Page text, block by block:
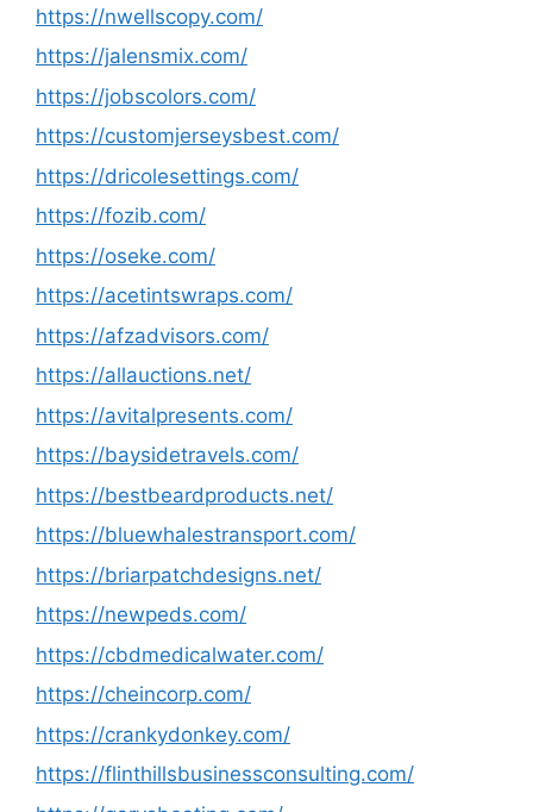
https://nwellscopy.com/
https://jalensmix.com/
https://jobscolors.com/
https://customjerseysbest.com/
https://dricolesettings.com/
https://fozib.com/
https://oseke.com/
https://acetintswraps.com/
https://afzadvisors.com/
https://allauctions.net/
https://avitalpresents.com/
https://baysidetravels.com/
https://bestbeardproducts.net/
https://bluewhalestransport.com/
https://briarpatchdesigns.net/
https://newpeds.com/
https://cbdmedicalwater.com/
https://cheincorp.com/
https://crankydonkey.com/
https://flinthillsbusinessconsulting.com/